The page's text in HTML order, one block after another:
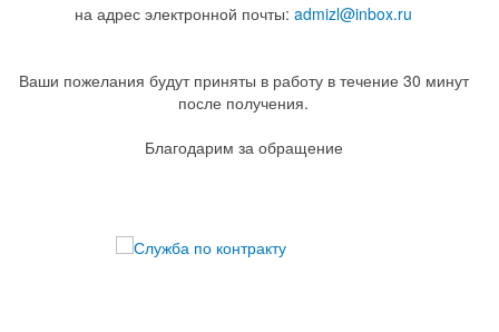
на адрес электронной почты: admizl@inbox.ru
Ваши пожелания будут приняты в работу в течение 30 минут
после получения.
Благодарим за обращение